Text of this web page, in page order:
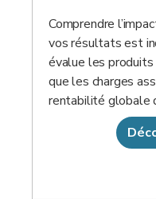
Comprendre
vos résultats est
évalue les produits
que les charges
rentabilité globale